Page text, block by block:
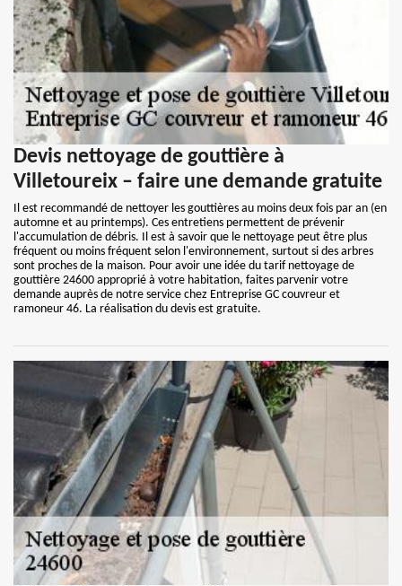
Devis nettoyage de gouttière à
Villetoureix – faire une demande gratuite
Il est recommandé de nettoyer les gouttières au moins deux fois par an (en
automne et au printemps). Ces entretiens permettent de prévenir
l'accumulation de débris. Il est à savoir que le nettoyage peut être plus
fréquent ou moins fréquent selon l'environnement, surtout si des arbres
sont proches de la maison. Pour avoir une idée du tarif nettoyage de
gouttière 24600 approprié à votre habitation, faites parvenir votre
demande auprès de notre service chez Entreprise GC couvreur et
ramoneur 46. La réalisation du devis est gratuite.